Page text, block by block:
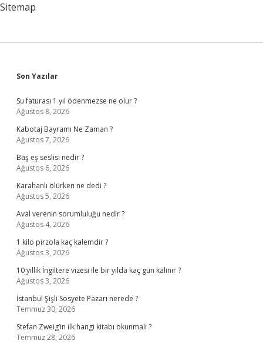
Sitemap
Sidebar
Son Yazılar
Su faturası 1 yıl ödenmezse ne olur ?
Ağustos 8, 2026
Kabotaj Bayramı Ne Zaman ?
Ağustos 7, 2026
Baş eş seslisi nedir ?
Ağustos 6, 2026
Karahanlı ölürken ne dedi ?
Ağustos 5, 2026
Aval verenin sorumluluğu nedir ?
Ağustos 4, 2026
1 kilo pirzola kaç kalemdir ?
Ağustos 3, 2026
10 yıllık İngiltere vizesi ile bir yılda kaç gün kalınır ?
Ağustos 3, 2026
İstanbul Şişli Sosyete Pazarı nerede ?
Temmuz 30, 2026
Stefan Zweig’in ilk hangi kitabı okunmalı ?
Temmuz 28, 2026